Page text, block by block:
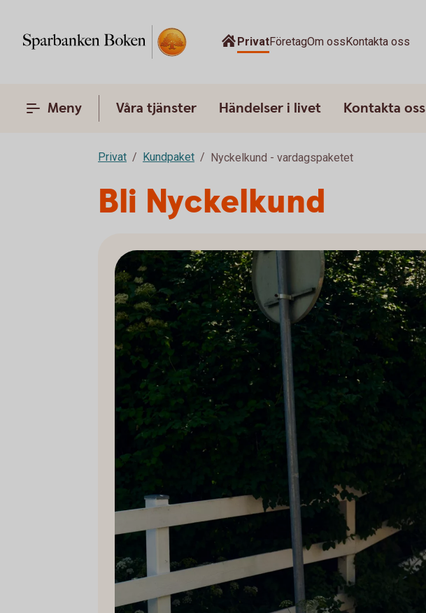
PrivatFöretagOm ossKontakta oss
Meny Våra tjänster Händelser i livet Kontakta oss
Privat Kundpaket Nyckelkund - vardagspaketet
Bli Nyckelkund